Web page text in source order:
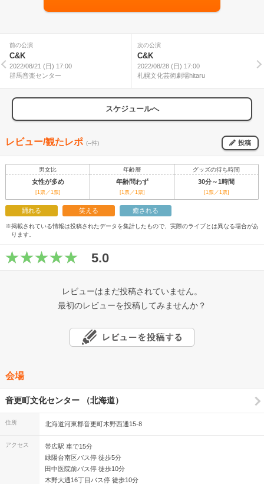
前の公演
C&K
2022/08/21 (日) 17:00
群馬音楽センター
次の公演
C&K
2022/08/28 (日) 17:00
札幌文化芸術劇場hitaru
スケジュールへ
レビュー/観たレポ (--件) 投稿
男女比 年齢層 グッズの待ち時間
女性が多め 年齢問わず 30分～1時間
[1票／1票] [1票／1票] [1票／1票]
踊れる 笑える 癒される
※掲載されている情報は投稿されたデータを集計したもので、実際のライブとは異なる場合があ
ります。
5.0
レビューはまだ投稿されていません。
最初のレビューを投稿してみませんか？
会場
音更町文化センター （北海道）
住所 北海道河東郡音更町木野西通15-8
アクセス
帯広駅 車で15分
緑陽台南区バス停 徒歩5分
田中医院前バス停 徒歩10分
木野大通16丁目バス停 徒歩10分